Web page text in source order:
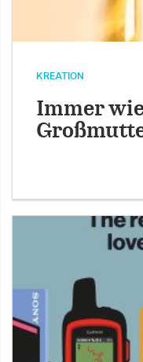
KREATION
Immer